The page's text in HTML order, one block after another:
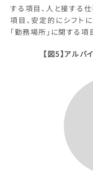
する項目、人と接する
項目、安定的にシフト
「勤務場所」に関する項
【図5】アル